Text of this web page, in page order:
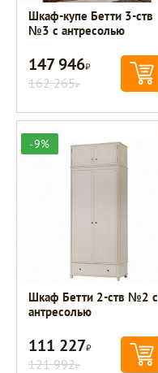
Шкаф-купе Бетти 3-ств
№3 с антресолью
147 946Р
162 265Р
-9%
Шкаф Бетти 2-ств №2 с
антресолью
111 227Р
121 992Р